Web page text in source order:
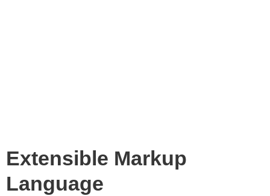
Extensible Markup
Language